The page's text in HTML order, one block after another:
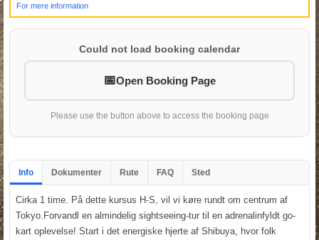
For mere information
Could not load booking calendar
Open Booking Page
Please use the button above to access the booking page
Info Dokumenter Rute FAQ Sted
Cirka 1 time. På dette kursus H-S, vil vi køre rundt om centrum af
Tokyo.Forvandl en almindelig sightseeing-tur til en adrenalinfyldt go-
kart oplevelse! Start i det energiske hjerte af Shibuya, hvor folk